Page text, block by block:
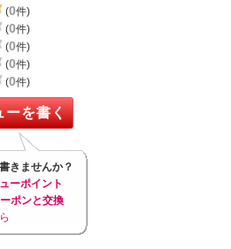
(0件)
(0件)
(0件)
(0件)
(0件)
ーを書く
きませんか？
ーポイント
ポンと交換